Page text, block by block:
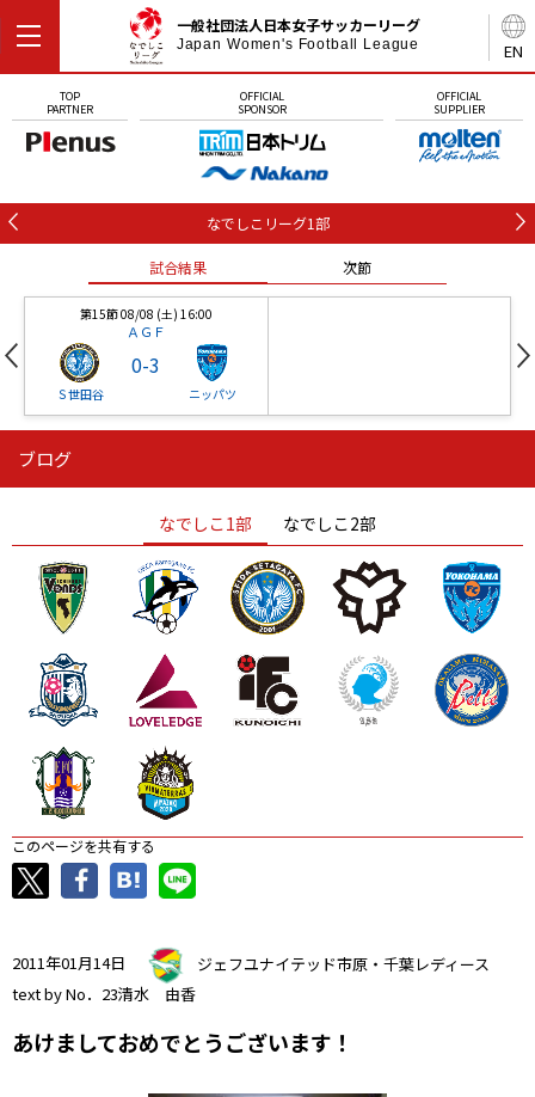
EN
一般社団法人日本女子サッカーリーグ
Japan Women's Football League
TOP
PARTNER
OFFICIAL
SPONSOR
OFFICIAL
SUPPLIER
なでしこリーグ1部
試合結果 次節
第15節 08/08 (土) 16:00
ＡＧＦ
Ｓ世田谷
0-3
ニッパツ
ニッパツ
ニッパツ 名古屋
石人の星
静岡 愛媛Ｌ
ブログ
なでしこ1部 なでしこ2部
このページを共有する
2011年01月14日
ジェフユナイテッド市原・千葉レディース
text by No．23清水 由香
あけましておめでとうございます！